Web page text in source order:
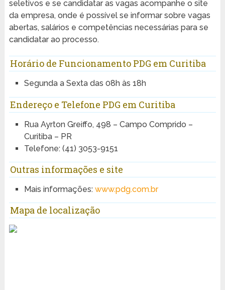
seletivos e se candidatar as vagas acompanhe o site
da empresa, onde é possível se informar sobre vagas
abertas, salários e competências necessárias para se
candidatar ao processo.
Horário de Funcionamento PDG em Curitiba
Segunda a Sexta das 08h às 18h
Endereço e Telefone PDG em Curitiba
Rua Ayrton Greiffo, 498 – Campo Comprido –
Curitiba – PR
Telefone: (41) 3053-9151
Outras informações e site
Mais informações: www.pdg.com.br
Mapa de localização